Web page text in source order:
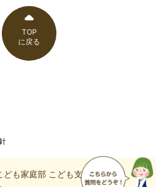
TOP
に戻る
ども家庭部 こども支援課